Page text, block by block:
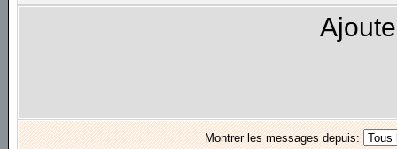
Montrer les messages depuis: